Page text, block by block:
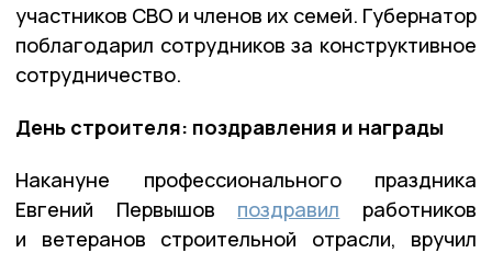
участников СВО и членов их семей. Губернатор
поблагодарил сотрудников за конструктивное
сотрудничество.
День строителя: поздравления и награды
Накануне профессионального праздника
Евгений Первышов поздравил работников
и ветеранов строительной отрасли, вручил